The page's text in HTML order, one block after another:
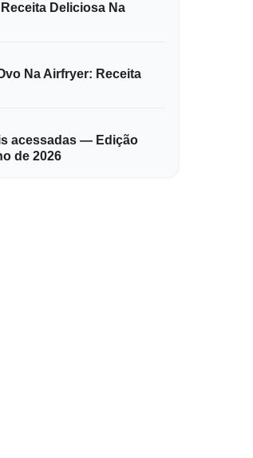
Deliciosa Na
Na Airfryer: Receita
acessadas — Edição
de 2026